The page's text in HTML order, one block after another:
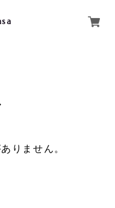
りません。